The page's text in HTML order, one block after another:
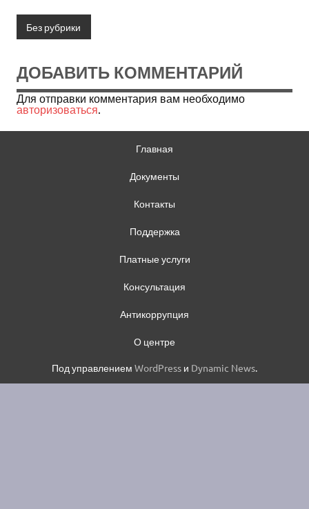
Без рубрики
ДОБАВИТЬ КОММЕНТАРИЙ
Для отправки комментария вам необходимо
авторизоваться.
Главная
Документы
Контакты
Поддержка
Платные услуги
Консультация
Антикоррупция
О центре
Под управлением WordPress и Dynamic News.